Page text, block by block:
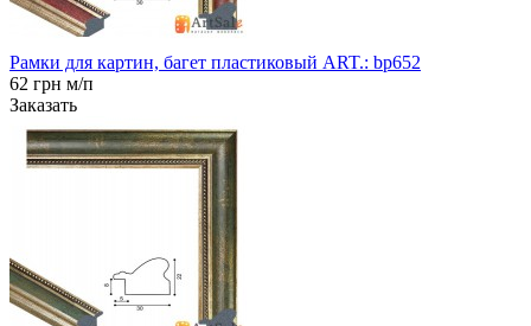
Рамки для картин, багет пластиковый ART.: bp652
62 грн м/п
Заказать